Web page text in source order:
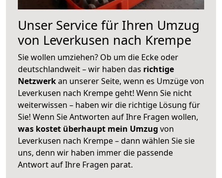
Unser Service für Ihren Umzug
von Leverkusen nach Krempe
Sie wollen umziehen? Ob um die Ecke oder
deutschlandweit – wir haben das richtige
Netzwerkan unserer Seite, wenn es Umzüge von
Leverkusen nach Krempe geht! Wenn Sie nicht
weiterwissen – haben wir die richtige Lösung für
Sie! Wenn Sie Antworten auf Ihre Fragen wollen,
was kostet überhaupt mein Umzug von
Leverkusen nach Krempe – dann wählen Sie sie
uns, denn wir haben immer die passende
Antwort auf Ihre Fragen parat.